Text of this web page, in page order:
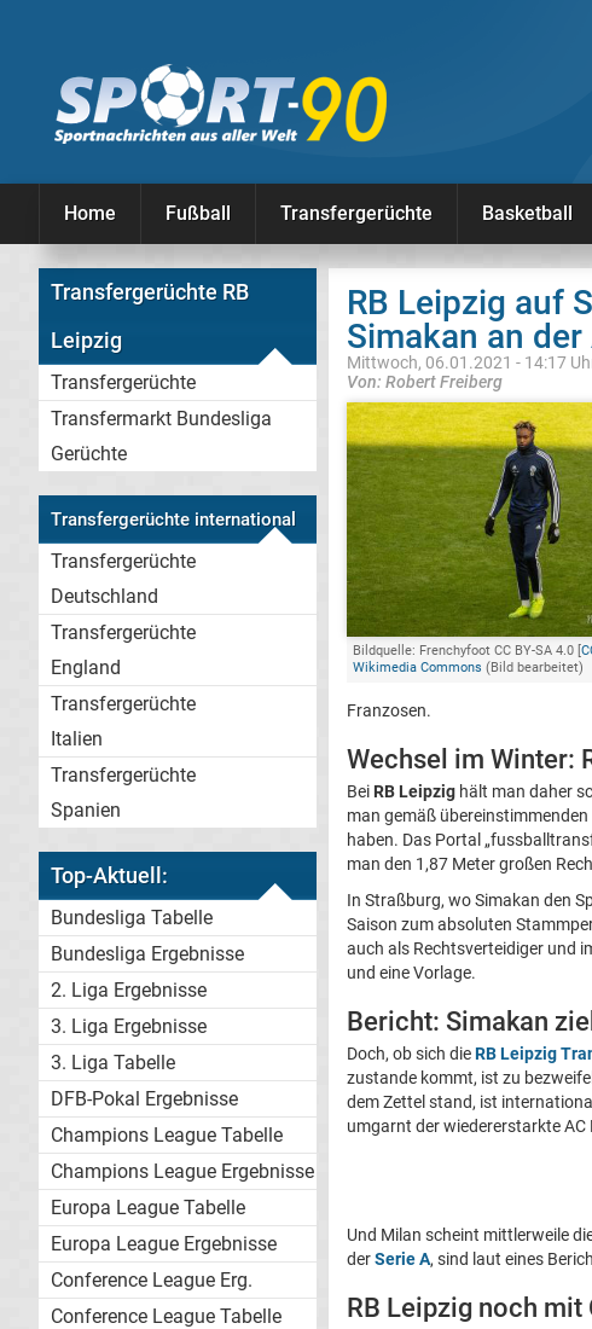
Home Fußball Transfergerüchte Basketball
Transfergerüchte RB
Leipzig
Transfergerüchte
Transfermarkt Bundesliga
Gerüchte
Transfergerüchte international
Transfergerüchte
Deutschland
Transfergerüchte
England
Transfergerüchte
Italien
Transfergerüchte
Spanien
Top-Aktuell:
Bundesliga Tabelle
Bundesliga Ergebnisse
2. Liga Ergebnisse
3. Liga Ergebnisse
3. Liga Tabelle
DFB-Pokal Ergebnisse
Champions League Tabelle
Champions League Ergebnisse
Europa League Tabelle
Europa League Ergebnisse
Conference League Erg.
Conference League Tabelle
RB Leipzig auf
Simakan an der
Mittwoch, 06.01.2021 - 14:17
Von: Robert Freiberg
Bildquelle: Frenchyfoot CC BY-SA 4.0 [
Wikimedia Commons (Bild bearbeitet)
Franzosen.
Wechsel im Winter:
Bei RB Leipzig hält man daher
man gemäß
haben. Das Portal
man den 1,87 Meter großen
In Straßburg, wo Simakan den
Saison zum absoluten
auch als Rechtsverteidiger und
und eine Vorlage.
Bericht: Simakan
Doch, ob sich dieRB Leipzig
zustande kommt, ist zu
dem Zettel stand, ist
umgarnt der wiedererstarkte AC
Und Milan scheint mittlerweile
derSerie A, sind laut eines
RB Leipzig noch mit